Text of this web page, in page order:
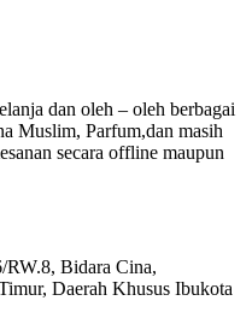
dan oleh – oleh berbagai
Muslim, Parfum,dan masih
secara offline maupun
RW.8, Bidara Cina,
Daerah Khusus Ibukota